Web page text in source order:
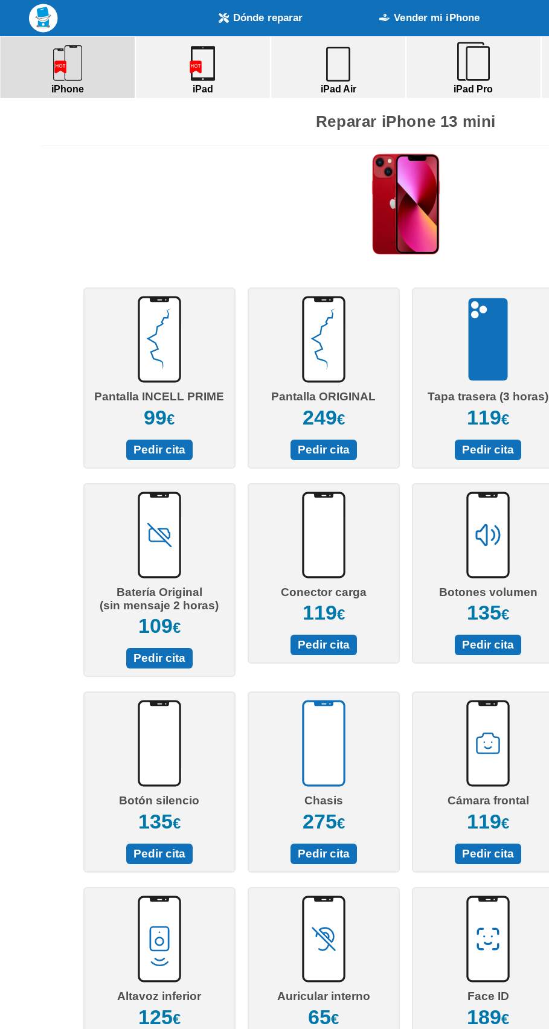
Dónde reparar Vender mi iPhone
iPhone iPad iPad Air iPad Pro
Reparar iPhone 13 mini
Pantalla INCELL PRIME
99€
Pedir cita
Pantalla ORIGINAL
249€
Pedir cita
Tapa trasera (3 horas)
119€
Pedir cita
Batería Original
(sin mensaje 2 horas)
109€
Pedir cita
Conector carga
119€
Pedir cita
Botones volumen
135€
Pedir cita
Botón silencio
135€
Pedir cita
Chasis
275€
Pedir cita
Cámara frontal
119€
Pedir cita
Altavoz inferior
125€
Auricular interno
65€
Face ID
189€